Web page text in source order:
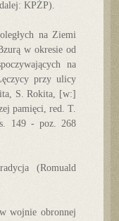
KPŻP).
na Ziemi
w okresie od
na
przy ulicy
S. Rokita, [w:]
pamięci, red. T.
s. 149 - poz. 268
(Romuald
wojnie obronnej